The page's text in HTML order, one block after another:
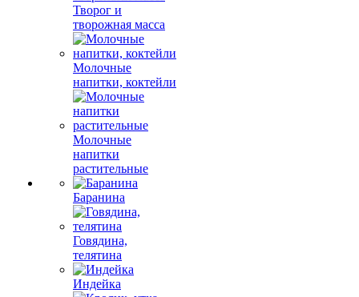
Творог и
творожная масса
Молочные
напитки, коктейли
Молочные
напитки
растительные
Баранина
Говядина,
телятина
Индейка